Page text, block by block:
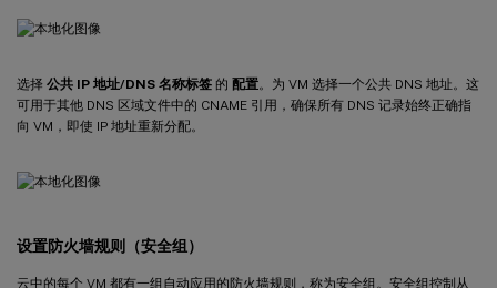
选择 公共 IP 地址/DNS 名称标签 的 配置。为 VM 选择一个公共 DNS 地址。这
可用于其他 DNS 区域文件中的 CNAME 引用，确保所有 DNS 记录始终正确指
向 VM，即使 IP 地址重新分配。
设置防火墙规则（安全组）
云中的每个 VM 都有一组自动应用的防火墙规则，称为安全组。安全组控制从